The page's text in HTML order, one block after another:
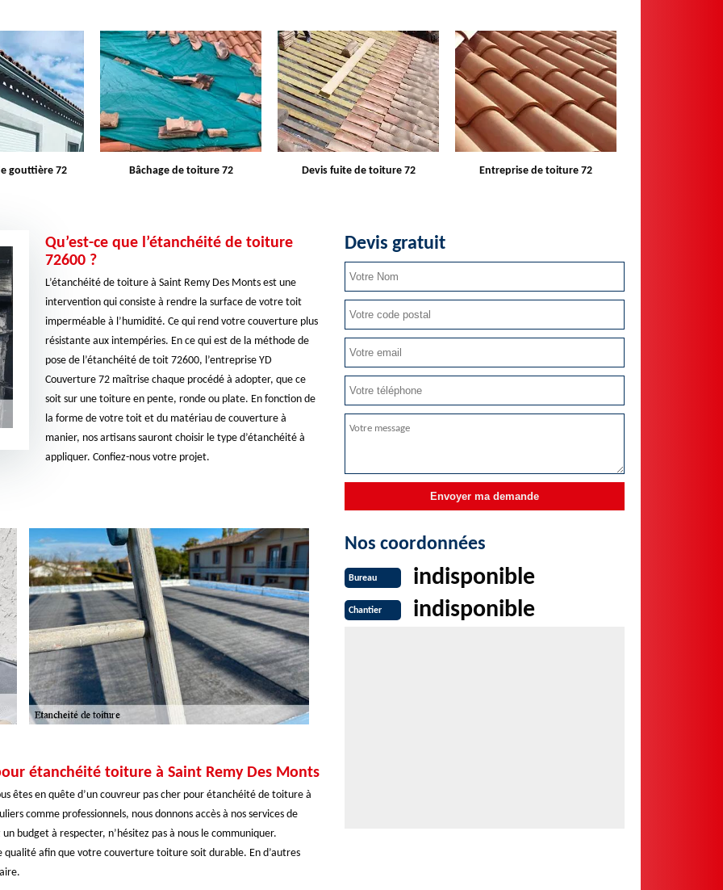
toiture 72 Devis fuite de toiture 72 Entreprise de toiture 72 Devis toiture 72
Qu’est-ce que l’étanchéité de toiture
72600 ?
L’étanchéité de toiture à Saint Remy Des Monts est une
intervention qui consiste à rendre la surface de votre toit
imperméable à l’humidité. Ce qui rend votre couverture plus
résistante aux intempéries. En ce qui est de la méthode de
pose de l’étanchéité de toit 72600, l’entreprise YD
Couverture 72 maîtrise chaque procédé à adopter, que ce
soit sur une toiture en pente, ronde ou plate. En fonction de
la forme de votre toit et du matériau de couverture à
manier, nos artisans sauront choisir le type d’étanchéité à
appliquer. Confiez-nous votre projet.
étanchéité toiture à Saint Remy Des Monts
êtes en quête d’un couvreur pas cher pour étanchéité de toiture à
comme professionnels, nous donnons accès à nos services de
budget à respecter, n’hésitez pas à nous le communiquer.
qualité afin que votre couverture toiture soit durable. En d’autres
Devis gratuit
Nos coordonnées
Bureau indisponible
Chantier indisponible